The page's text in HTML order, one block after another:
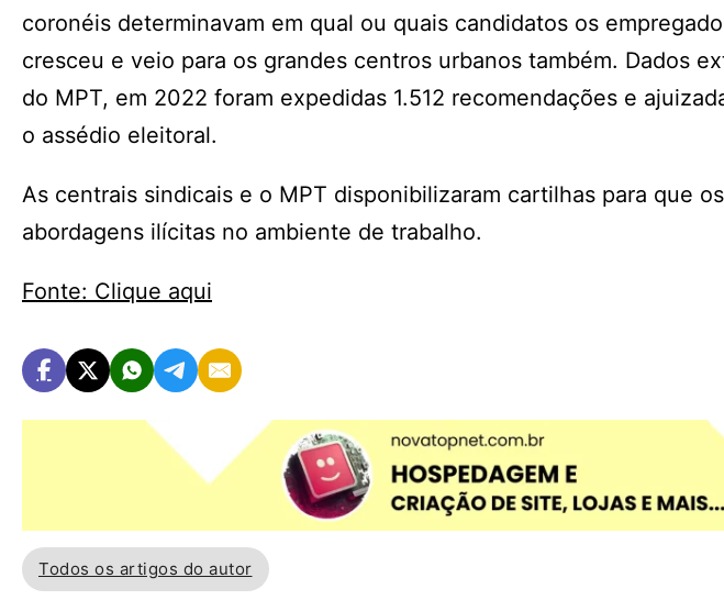
coronéis determinavam em qual ou quais candidatos os
cresceu e veio para os grandes centros urbanos também. Dados
do MPT, em 2022 foram expedidas 1.512 recomendações e
o assédio eleitoral.
As centrais sindicais e o MPT disponibilizaram cartilhas para que
abordagens ilícitas no ambiente de trabalho.
Fonte: Clique aqui
Todos os artigos do autor